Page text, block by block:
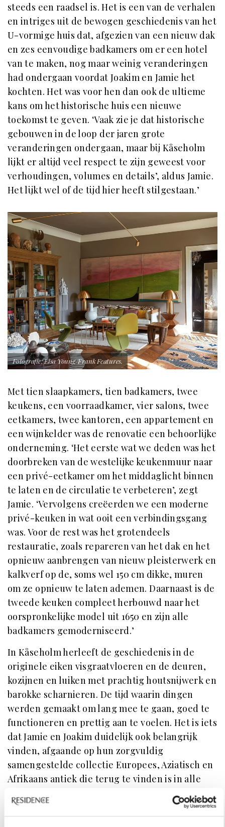
steeds een raadsel is. Het is een van de verhalen
en intriges uit de bewogen geschiedenis van het
U-vormige huis dat, afgezien van een nieuw dak
en zes eenvoudige badkamers om er een hotel
van te maken, nog maar weinig veranderingen
had ondergaan voordat Joakim en Jamie het
kochten. Het was voor hen dan ook de ultieme
kans om het historische huis een nieuwe
toekomst te geven. ‘Vaak zie je dat historische
gebouwen in de loop der jaren grote
veranderingen ondergaan, maar bij Kåseholm
lijkt er altijd veel respect te zijn geweest voor
verhoudingen, volumes en details’, aldus Jamie.
Het lijkt wel of de tijd hier heeft stilgestaan.’
Fotografie: Elsa Young/Frank Features.
Met tien slaapkamers, tien badkamers, twee
keukens, een voorraadkamer, vier salons, twee
eetkamers, twee kantoren, een appartement en
een wijnkelder was de renovatie een behoorlijke
onderneming. ‘Het eerste wat we deden was het
doorbreken van de westelijke keukenmuur naar
een privé-eetkamer om het middaglicht binnen
te laten en de circulatie te verbeteren’, zegt
Jamie. ‘Vervolgens creëerden we een moderne
privé-keuken in wat ooit een verbindingsgang
was. Voor de rest was het grotendeels
restauratie, zoals repareren van het dak en het
opnieuw aanbrengen van nieuw pleisterwerk en
kalkverf op de, soms wel 150 cm dikke, muren
om ze opnieuw te laten ademen. Daarnaast is de
tweede keuken compleet herbouwd naar het
oorspronkelijke model uit 1650 en zijn alle
badkamers gemoderniseerd.’
In Kåseholm herleeft de geschiedenis in de
originele eiken visgraatvloeren en de deuren,
kozijnen en luiken met prachtig houtsnijwerk en
barokke scharnieren. De tijd waarin dingen
werden gemaakt om lang mee te gaan, goed te
functioneren en prettig aan te voelen. Het is iets
dat Jamie en Joakim duidelijk ook belangrijk
vinden, afgaande op hun zorgvuldig
samengestelde collectie Europees, Aziatisch en
Afrikaans antiek die terug te vinden is in alle
Het is dan ook geen wonder dat Kåseholm zich